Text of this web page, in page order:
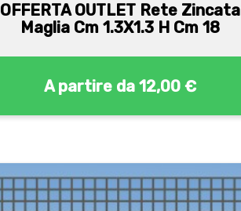
OFFERTA OUTLET Rete Zincata
Maglia Cm 1.3X1.3 H Cm 18
A partire da 12,00 €